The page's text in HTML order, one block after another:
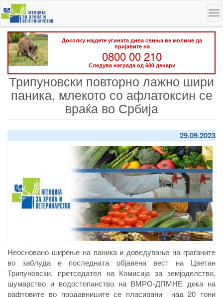
Skip
to
main
content
Доколку најдете угината дива свиња ве молиме да
пријавите на
0800 00 210
Следува награда од 600 денари
Трипуновски повторно лажно шири
паника, млекото со афлатоксин се
враќа во Србија
29.09.2023
Неосновано ширење на паника и доведување на граѓаните
во заблуда е последната објавена вест на Цветан
Трипуновски, претседател на Комисија за земјоделство,
шумарство и водостопанство на ВМРО-ДПМНЕ дека на
рафтовите во продавниците се пласирани над 20 тони